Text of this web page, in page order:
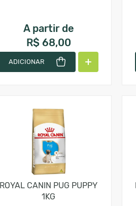
A partir de
R$ 68,00
ADICIONAR
ROYAL CANIN PUG PUPPY
1KG